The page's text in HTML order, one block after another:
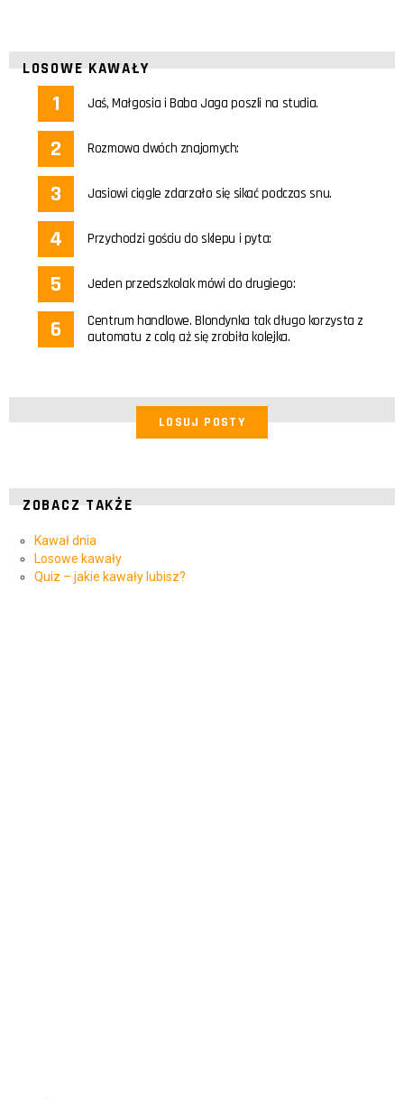
LOSOWE KAWAŁY
Jaś, Małgosia i Baba Jaga poszli na studia.
Rozmowa dwóch znajomych:
Jasiowi ciągle zdarzało się sikać podczas snu.
Przychodzi gościu do sklepu i pyta:
Jeden przedszkolak mówi do drugiego:
Centrum handlowe. Blondynka tak długo korzysta z
automatu z colą aż się zrobiła kolejka.
LOSUJ POSTY
ZOBACZ TAKŻE
Kawał dnia
Losowe kawały
Quiz – jakie kawały lubisz?